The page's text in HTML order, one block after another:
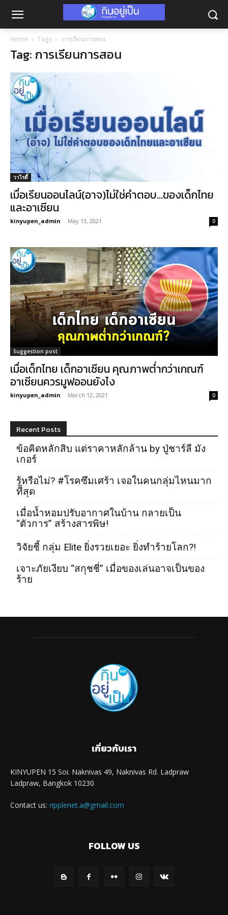
Home Tags การเรียนการสอน
Tag: การเรียนการสอน
วาไรตี้
เมื่อเรียนออนไลน์(อาจ)ไม่ใช่คำตอบ…ของเด็กไทย
และอาเซียน
kinyupen_admin - May 13, 2021 0
Suggestion post
เมื่อเด็กไทย เด็กอาเซียน คุณภาพต่ำกว่าเกณฑ์
อาเซียนควรมูฟออนยังไง
kinyupen_admin - March 12, 2021 0
Recent Posts
ข้อคิดหลักสิบ แต่ราคาหลักล้าน by ปู่ชาร์ลี มัง
เกอร์
รู้หรือไม่? #โรคซึมเศร้า เจอในคนกลุ่มไหนมาก
ที่สุด
เมื่อน้ำหอมปรับอากาศในบ้าน กลายเป็น
“ตัวการ” สร้างสารพิษ!
วิจัยชี้ กลุ่ม Elite ยิ่งรวยเยอะ ยิ่งทำร้ายโลก?!
เจาะภัยเงียบ “สกุชชี่” เมื่อของเล่นอาจเป็นของ
ร้าย
เกี่ยวกับเรา
KINYUPEN 15 Soi. Naknivas 49, Naknivas Rd. Ladpraw
Ladpraw, Bangkok 10230
Contact us: ripplenet.a@gmail.com
FOLLOW US